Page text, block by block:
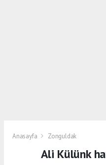
Anasayfa Zonguldak
Ali Külünk